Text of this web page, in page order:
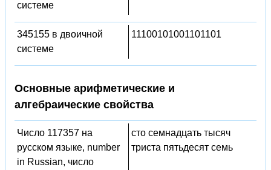
системе
345155 в двоичной
системе
11100101001101101
Основные арифметические и
алгебраические свойства
Число 117357 на
русском языке, number
in Russian, число
сто семнадцать тысяч
триста пятьдесят семь